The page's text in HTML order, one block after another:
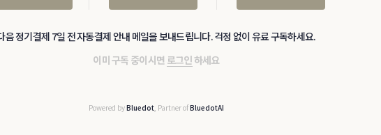
음 정기결제 7일 전 자동결제 안내 메일을 보내드립니다. 걱정 없이 유료 구독하세요.
이미 구독 중이시면 로그인 하세요
Powered byBluedot, Partner ofBluedotAI